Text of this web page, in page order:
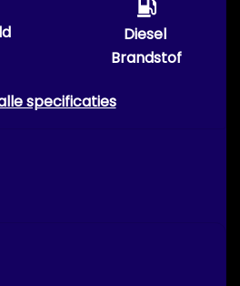
Diesel
Brandstof
specificaties